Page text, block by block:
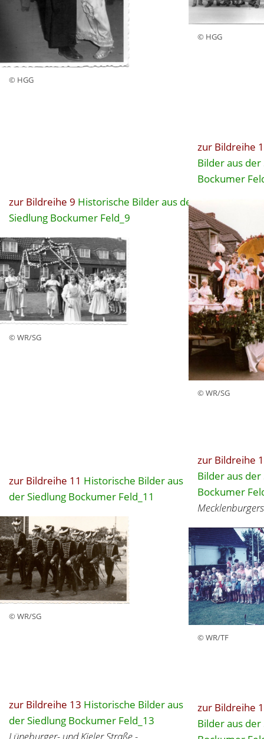
© HGG
© HGG
zur Bildreihe 9 Historische Bilder aus der
Siedlung Bockumer Feld_9
© WR/SG
zur Bildreihe
Bilder aus der
Bockumer
© WR/SG
zur Bildreihe 11 Historische Bilder aus
der Siedlung Bockumer Feld_11
© WR/SG
zur Bildreihe
Bilder aus der
Bockumer
© WR/TF
zur Bildreihe 13 Historische Bilder aus
der Siedlung Bockumer Feld_13
zur Bildreihe
Bilder aus der